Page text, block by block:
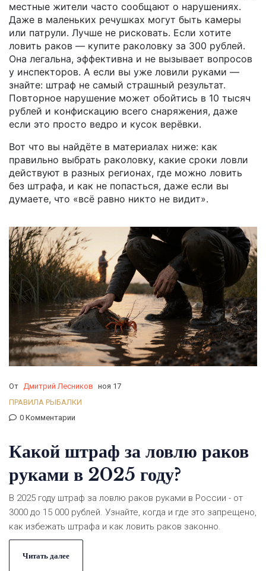
местные жители часто сообщают о нарушениях.
Даже в маленьких речушках могут быть камеры
или патрули. Лучше не рисковать. Если хотите
ловить раков — купите раколовку за 300 рублей.
Она легальна, эффективна и не вызывает вопросов
у инспекторов. А если вы уже ловили руками —
знайте: штраф не самый страшный результат.
Повторное нарушение может обойтись в 10 тысяч
рублей и конфискацию всего снаряжения, даже
если это просто ведро и кусок верёвки.
Вот что вы найдёте в материалах ниже: как
правильно выбрать раколовку, какие сроки ловли
действуют в разных регионах, где можно ловить
без штрафа, и как не попасться, даже если вы
думаете, что «всё равно никто не видит».
От Дмитрий Лесников ноя 17
ПРАВИЛА РЫБАЛКИ
0 Комментарии
Какой штраф за ловлю раков
руками в 2025 году?
В 2025 году штраф за ловлю раков руками в России - от
3000 до 15 000 рублей. Узнайте, когда и где это запрещено,
как избежать штрафа и как ловить раков законно.
Читать далее